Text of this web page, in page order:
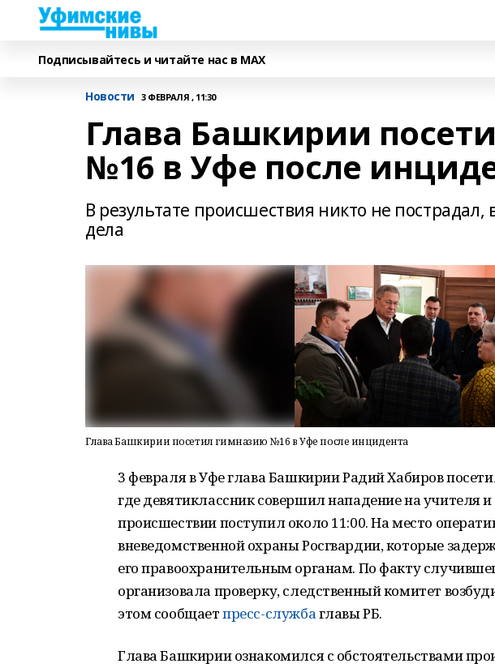
Подписывайтесь и читайте нас в MAX
Новости 3 ФЕВРАЛЯ , 11:30
Глава Башкирии
№16 в Уфе после
В результате происшествия никто не
дела
Глава Башкирии посетил гимназию №16 в Уфе после инцидента
3 февраля в Уфе глава Башкирии Радий Хабиров
где девятиклассник совершил нападение на учителя
происшествии поступил около 11:00. На место
вневедомственной охраны Росгвардии, которые
его правоохранительным органам. По факту
организовала проверку, следственный комитет
этом сообщаетпресс-службаглавы РБ.
Глава Башкирии ознакомился с обстоятельствами